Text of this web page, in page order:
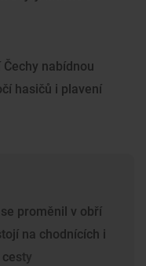
nabídnou
hasičů i plavení
proměnil v obří
na chodnících i